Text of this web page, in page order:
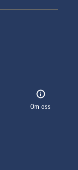
Om oss